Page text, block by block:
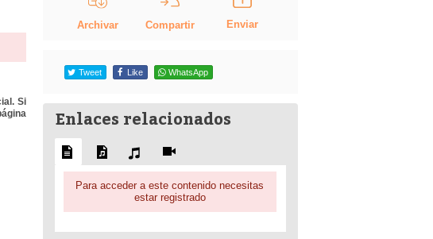
Si
Archivar Compartir Enviar
Tweet Like WhatsApp
Enlaces relacionados
Para acceder a este contenido necesitas
estar registrado